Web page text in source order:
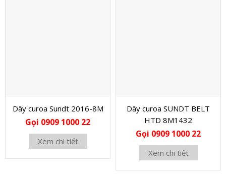
Dây curoa Sundt 2016-8M
Gọi 0909 1000 22
Xem chi tiết
Dây curoa SUNDT BELT
HTD 8M1432
Gọi 0909 1000 22
Xem chi tiết